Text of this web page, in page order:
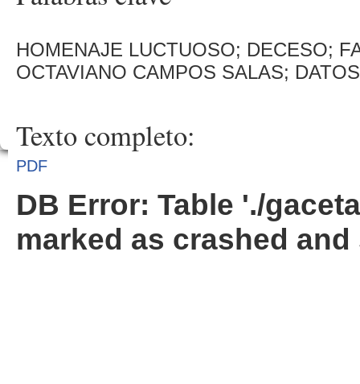
HOMENAJE LUCTUOSO; DECESO;
OCTAVIANO CAMPOS SALAS;
Texto completo:
PDF
DB Error: Table './
marked as crashed